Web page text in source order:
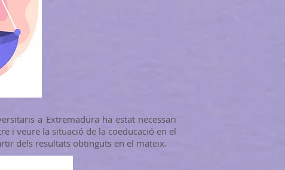
a Extremadura ha estat necessari
i veure la situació de la coeducació en el
dels resultats obtinguts en el mateix.